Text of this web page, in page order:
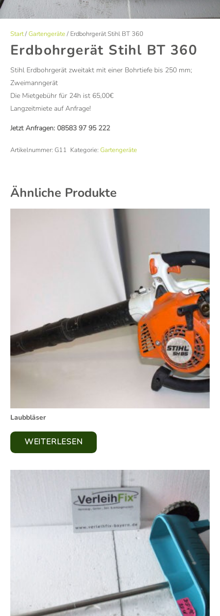
Start/Gartengeräte/ Erdbohrgerät Stihl BT 360
Erdbohrgerät Stihl BT 360
Stihl Erdbohrgerät zweitakt mit einer Bohrtiefe bis 250 mm;
Zweimanngerät
Die Mietgebühr für 24h ist 65,00€
Langzeitmiete auf Anfrage!
Jetzt Anfragen: 08583 97 95 222
Artikelnummer: G11 Kategorie:Gartengeräte
Ähnliche Produkte
Laubbläser
WEITERLESEN